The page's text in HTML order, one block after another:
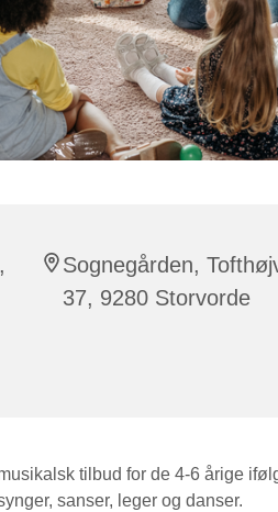
Sognegården,
37, 9280 Storvorde
tilbud for de 4-6 årige
sanser, leger og danser.